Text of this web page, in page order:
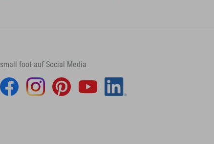
small foot auf Social Media